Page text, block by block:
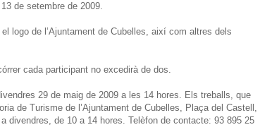
de setembre de 2009.
logo de l’Ajuntament de Cubelles, així com altres dels
cada participant no excedirà de dos.
29 de maig de 2009 a les 14 hores. Els treballs, que
de Turisme de l’Ajuntament de Cubelles, Plaça del Castell,
divendres, de 10 a 14 hores. Telèfon de contacte: 93 895 25